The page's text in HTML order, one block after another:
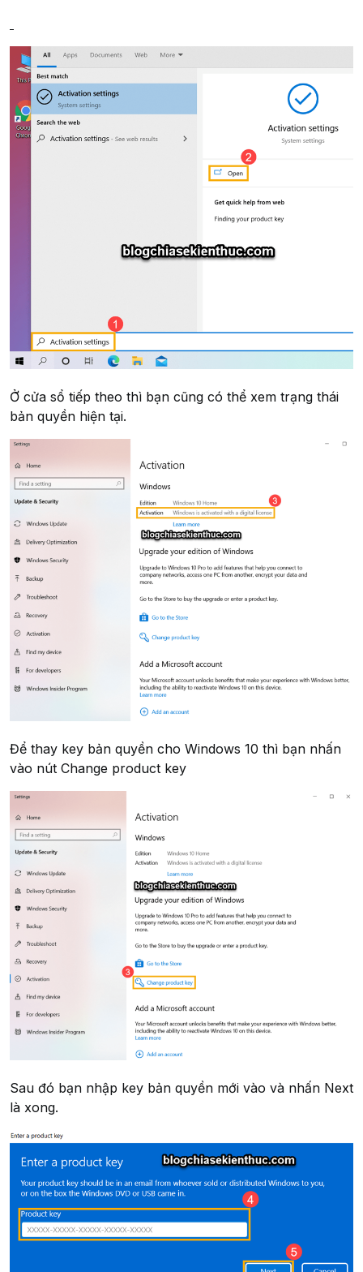
Ở cửa sổ tiếp theo thì bạn cũng có thể xem trạng thái
bản quyền hiện tại.
Để thay key bản quyền cho Windows 10 thì bạn nhấn
vào nút Change product key
Sau đó bạn nhập key bản quyền mới vào và nhấn Next
là xong.